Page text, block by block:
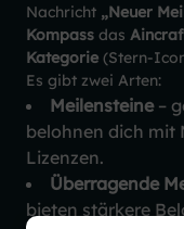
Nachricht „Neuer
Kompass das
Kategorie (Stern-
Es gibt zwei Arten:
Meilensteine–
belohnen dich mit
Lizenzen.
Überragende
bieten stärkere